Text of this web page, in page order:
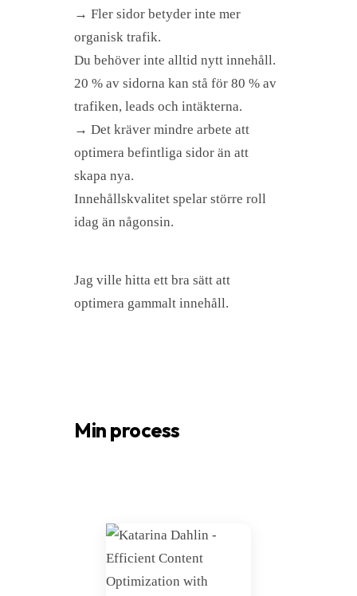
→ Fler sidor betyder inte mer
organisk trafik.
Du behöver inte alltid nytt innehåll.
20 % av sidorna kan stå för 80 % av
trafiken, leads och intäkterna.
→ Det kräver mindre arbete att
optimera befintliga sidor än att
skapa nya.
Innehållskvalitet spelar större roll
idag än någonsin.
Jag ville hitta ett bra sätt att
optimera gammalt innehåll.
Min process